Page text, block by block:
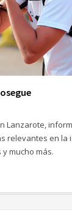
Lanzarote,
relevantes en la
mucho más.